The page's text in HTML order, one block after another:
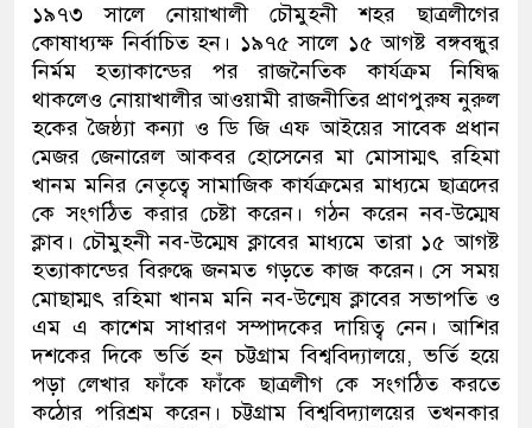
১৯৭৩ সালে নোয়াখালী চৌমুহনী শহর ছাত্রলীগের
কোষাধ্যক্ষ নির্বাচিত হন। ১৯৭৫ সালে ১৫ আগষ্ট বঙ্গবন্ধুর
নির্মম হত্যাকান্ডের পর রাজনৈতিক কার্যক্রম নিষিদ্ধ
থাকলেও নোয়াখালীর আওয়ামী রাজনীতির প্রাণপুরুষ নুরুল
হকের জৈষ্ঠ্যা কন্যা ও ডি জি এফ আইয়ের সাবেক প্রধান
মেজর জেনারেল আকবর হোসেনের মা মোসাম্মৎ রহিমা
খানম মনির নেতৃত্বে সামাজিক কার্যক্রমের মাধ্যমে ছাত্রদের
কে সংগঠিত করার চেষ্টা করেন। গঠন করেন নব-উম্মেষ
ক্লাব। চৌমুহনী নব-উম্মেষ ক্লাবের মাধ্যমে তারা ১৫ আগষ্ট
হত্যাকান্ডের বিরুদ্ধে জনমত গড়তে কাজ করেন। সে সময়
মোছাম্মৎ রহিমা খানম মনি নব-উন্মেষ ক্লাবের সভাপতি ও
এম এ কাশেম সাধারণ সম্পাদকের দায়িত্ব নেন। আশির
দশকের দিকে ভর্তি হন চট্টগ্রাম বিশ্ববিদ্যালয়ে, ভর্তি হয়ে
পড়া লেখার ফাঁকে ফাঁকে ছাত্রলীগ কে সংগঠিত করতে
কঠোর পরিশ্রম করেন। চট্টগ্রাম বিশ্ববিদ্যালয়ের তখনকার